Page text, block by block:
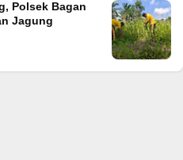
Polsek Bagan
Jagung